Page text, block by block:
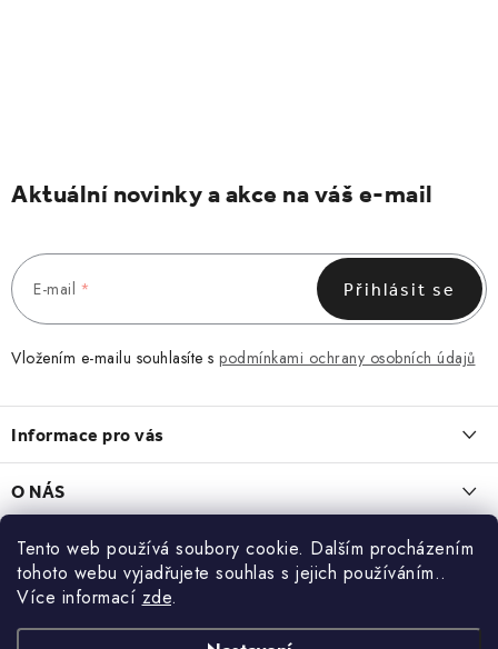
Tento web používá soubory cookie. Dalším procházením
tohoto webu vyjadřujete souhlas s jejich používáním..
Více informací zde.
Aktuální novinky a akce na váš e-mail
E-mail
Vložením e-mailu souhlasíte s podmínkami ochrany osobních údajů
Přihlásit se
á
p
t
Informace pro vás
Obchodní podmínky
Vrácení a reklamace
Zásady zpracování a ochrany osobních údajů
Kontakt
O NÁS
Kontakt
Blog
LEDVINKA, KTERÁ ZAPADNE DO KAŽDÉHO DNE
KONTAKT